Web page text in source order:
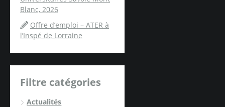
Blanc, 2026
Offre d’emploi – ATER à
l’Inspé de Lorraine
Filtre catégories
Actualités